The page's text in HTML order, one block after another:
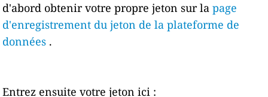
d'abord obtenir votre propre jeton sur lapage
d'enregistrement du jeton de la plateforme de
données .
Entrez ensuite votre jeton ici :